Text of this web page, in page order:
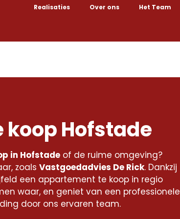
Realisaties Over ons Het Team
Hofstade
in Hofstade of de ruime omgeving?
zoals Vastgoedadvies De Rick. Dankzij
een appartement te koop in regio
waar, en geniet van een professionele
door ons ervaren team.